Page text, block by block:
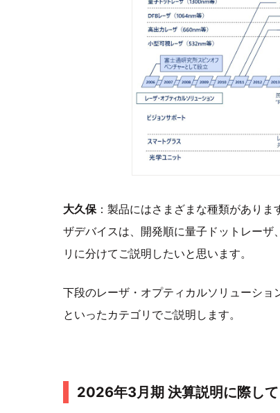
大久保：製品にはさまざまな種類がありま
ザデバイスは、開発順に量子ドットレー
リに分けてご説明したいと思います。
下段のレーザ・オプティカルソリューショ
といったカテゴリでご説明します。
2026年3月期 決算説明に際して